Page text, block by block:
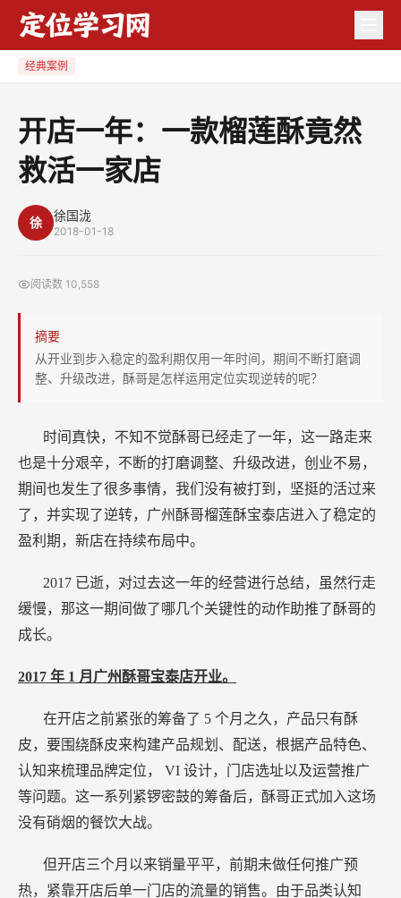
经典案例
开店一年：一款榴莲酥竟然
救活一家店
徐 徐国泷
2018-01-18
阅读数 10,558
摘要
从开业到步入稳定的盈利期仅用一年时间，期间不断打磨调
整、升级改进，酥哥是怎样运用定位实现逆转的呢？
时间真快，不知不觉酥哥已经走了一年，这一路走来
也是十分艰辛，不断的打磨调整、升级改进，创业不易，
期间也发生了很多事情，我们没有被打到，坚挺的活过来
了，并实现了逆转，广州酥哥榴莲酥宝泰店进入了稳定的
盈利期，新店在持续布局中。
2017 已逝，对过去这一年的经营进行总结，虽然行走
缓慢，那这一期间做了哪几个关键性的动作助推了酥哥的
成长。
2017 年 1 月广州酥哥宝泰店开业。
在开店之前紧张的筹备了 5 个月之久，产品只有酥
皮，要围绕酥皮来构建产品规划、配送，根据产品特色、
认知来梳理品牌定位， VI 设计，门店选址以及运营推广
等问题。这一系列紧锣密鼓的筹备后，酥哥正式加入这场
没有硝烟的餐饮大战。
但开店三个月以来销量平平，前期未做任何推广预
热，紧靠开店后单一门店的流量的销售。由于品类认知